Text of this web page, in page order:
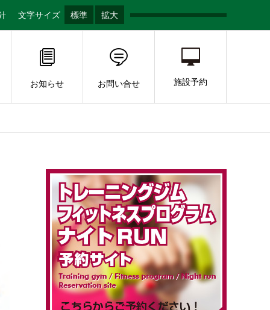
文字サイズ 標準 拡大
お知らせ お問い合せ 施設予約